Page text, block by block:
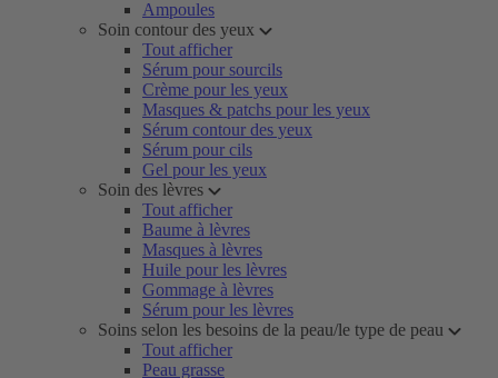
Ampoules
Soin contour des yeux
Tout afficher
Sérum pour sourcils
Crème pour les yeux
Masques & patchs pour les yeux
Sérum contour des yeux
Sérum pour cils
Gel pour les yeux
Soin des lèvres
Tout afficher
Baume à lèvres
Masques à lèvres
Huile pour les lèvres
Gommage à lèvres
Sérum pour les lèvres
Soins selon les besoins de la peau/le type de peau
Tout afficher
Peau grasse